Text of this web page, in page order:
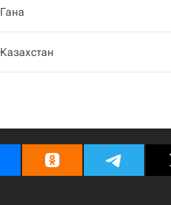
Гана
Казахстан